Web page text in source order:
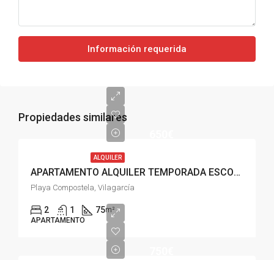
Información requerida
Propiedades similares
ALQUILER
APARTAMENTO ALQUILER TEMPORADA ESCOLAR, PLAYA COMPOSTELA VILAGARCÍA
Playa Compostela, Vilagarcía
2 1 75m²
APARTAMENTO